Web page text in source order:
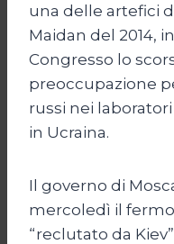
una delle artefici
Maidan del 2014,
Congresso lo
preoccupazione
russi nei
in Ucraina.
Il governo di
mercoledì il
“reclutato da